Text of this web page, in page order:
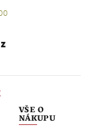
VŠE O
NÁKUPU